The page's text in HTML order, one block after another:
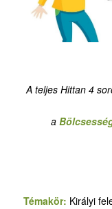
A teljes Hittan 4
a
Témakör: Királyi